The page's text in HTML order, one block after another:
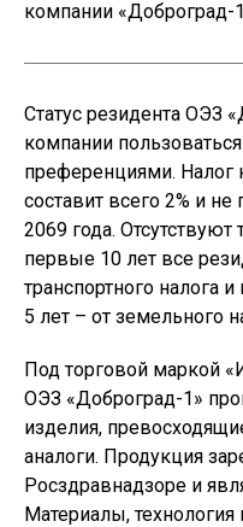
компании «Доброград-
Статус резидента ОЭЗ
компании
преференциями. Налог
составит всего 2% и
2069 года.
первые 10 лет все
транспортного налога
5 лет – от земельного
Под торговой маркой
ОЭЗ «Доброград-1»
изделия,
аналоги. Продукция
Росздравнадзоре и
Материалы,